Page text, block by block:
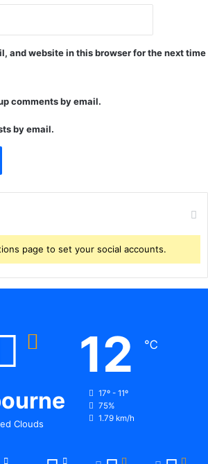
and website in this browser for the next time
comments by email.
by email.
page to set your social accounts.
Clouds
12 ℃
17º - 11º
75%
1.79 km/h